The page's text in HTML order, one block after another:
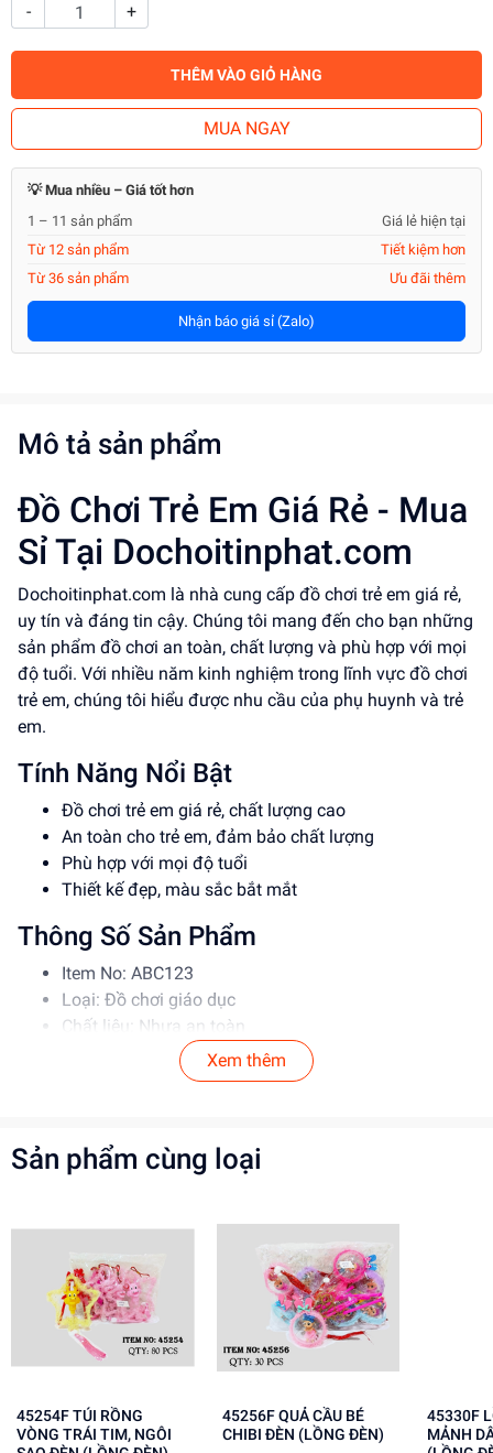
- +
THÊM VÀO GIỎ HÀNG
MUA NGAY
💡 Mua nhiều – Giá tốt hơn
1 – 11 sản phẩm
Giá lẻ hiện tại
Từ 12 sản phẩm
Tiết kiệm hơn
Từ 36 sản phẩm
Ưu đãi thêm
Nhận báo giá sỉ (Zalo)
Mô tả sản phẩm
Đồ Chơi Trẻ Em Giá Rẻ - Mua
Sỉ Tại Dochoitinphat.com
Dochoitinphat.com là nhà cung cấp đồ chơi trẻ em giá rẻ,
uy tín và đáng tin cậy. Chúng tôi mang đến cho bạn những
sản phẩm đồ chơi an toàn, chất lượng và phù hợp với mọi
độ tuổi. Với nhiều năm kinh nghiệm trong lĩnh vực đồ chơi
trẻ em, chúng tôi hiểu được nhu cầu của phụ huynh và trẻ
em.
Tính Năng Nổi Bật
Đồ chơi trẻ em giá rẻ, chất lượng cao
An toàn cho trẻ em, đảm bảo chất lượng
Phù hợp với mọi độ tuổi
Thiết kế đẹp, màu sắc bắt mắt
Thông Số Sản Phẩm
Item No: ABC123
Loại: Đồ chơi giáo dục
Chất liệu: Nhựa an toàn
Độ tuổi phù hợp: 3-6 tuổi
Cho trẻ em chơi dưới sự giám sát của phụ huynh
Lợi Ích Phát Triển
Phát triển tư duy và trí tưởng tượng
Rèn luyện kỹ năng giải quyết vấn đề
Tăng cường khả năng sáng tạo
Mua ngay tạidochoitinphat.com, chúng tôi cung cấp giá sỉ
tin!
Xem thêm
Sản phẩm cùng loại
45254F TÚI RỒNG
VÒNG TRÁI TIM, NGÔI
45256F QUẢ CẦU BÉ
CHIBI ĐÈN (LỒNG ĐÈN)
45330F
MẢNH